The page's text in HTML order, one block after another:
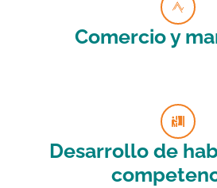
Comercio y
Desarrollo de